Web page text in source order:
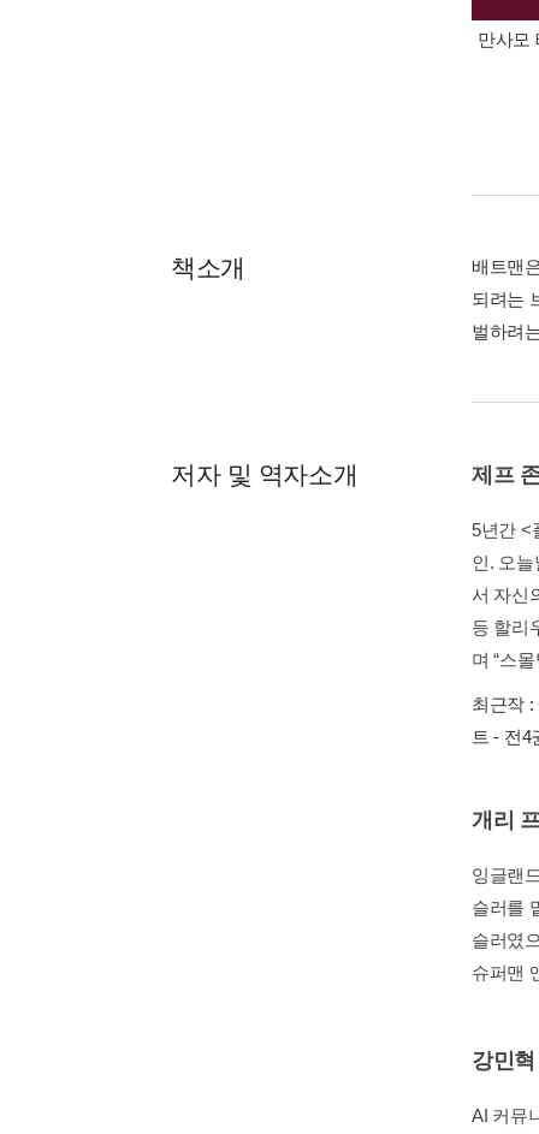
만사모
책소개
배트맨
되려는
벌하려
저자 및 역자소개 제프
5년간 <
인. 오늘
서 자신
등 할리
며 “스몰
최근작 :
트 - 전4
개리
잉글랜
슬러를
슬러였
슈퍼맨
강민혁
AI 커뮤